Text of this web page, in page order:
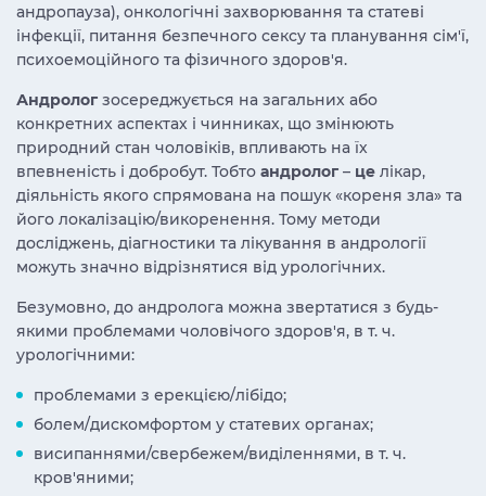
андропауза), онкологічні захворювання та статеві
інфекції, питання безпечного сексу та планування сім'ї,
психоемоційного та фізичного здоров'я.
Андролог зосереджується на загальних або
конкретних аспектах і чинниках, що змінюють
природний стан чоловіків, впливають на їх
впевненість і добробут. Тобто андролог – це лікар,
діяльність якого спрямована на пошук «кореня зла» та
його локалізацію/викоренення. Тому методи
досліджень, діагностики та лікування в андрології
можуть значно відрізнятися від урологічних.
Безумовно, до андролога можна звертатися з будь-
якими проблемами чоловічого здоров'я, в т. ч.
урологічними:
проблемами з ерекцією/лібідо;
болем/дискомфортом у статевих органах;
висипаннями/свербежем/виділеннями, в т. ч.
кров'яними;